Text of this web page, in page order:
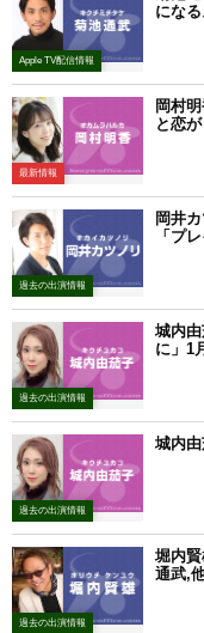
Apple TV配信情報
にな
最新情報
岡村
と恋
過去の出演情報
岡井
「プ
過去の出演情報
城内
に」1
過去の出演情報
城内
過去の出演情報
堀内
通武,